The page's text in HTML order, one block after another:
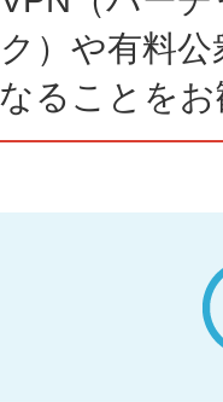
）や有料
ることを